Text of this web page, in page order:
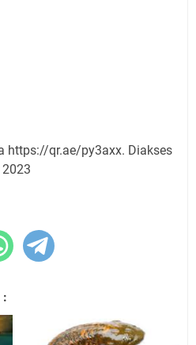
https://qr.ae/py3axx. Diakses
: